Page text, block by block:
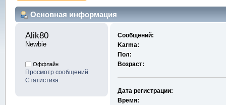
Основная информация
Alik80
Newbie
Оффлайн
Просмотр сообщений
Статистика
Сообщений:
Karma:
Пол:
Возраст:
Дата регистрации:
Время: